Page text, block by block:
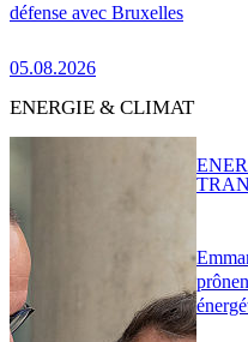
défense avec Bruxelles
05.08.2026
ENERGIE & CLIMAT